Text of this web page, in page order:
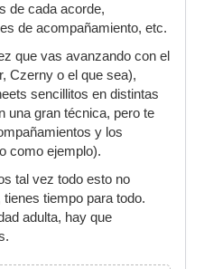
de cada acorde,
de acompañamiento, etc.
que vas avanzando con el
Czerny o el que sea),
sencillitos en distintas
una gran técnica, pero te
y los
como ejemplo).
tal vez todo esto no
tiempo para todo.
adulta, hay que